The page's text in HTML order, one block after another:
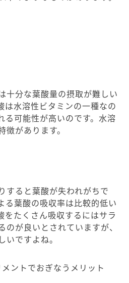
十分な葉酸量の摂取が難しい
は水溶性ビタミンの一種なの
る可能性が高いのです。水溶
があります。
すると葉酸が失われがちで
る葉酸の吸収率は比較的低い
をたくさん吸収するにはサラ
が良いとされていますが、
ですよね。
ントでおぎなうメリット